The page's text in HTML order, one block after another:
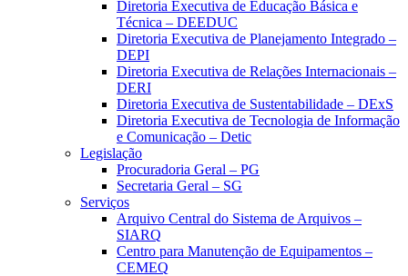
Diretoria Executiva de Educação Básica e
Técnica – DEEDUC
Diretoria Executiva de Planejamento Integrado –
DEPI
Diretoria Executiva de Relações Internacionais –
DERI
Diretoria Executiva de Sustentabilidade – DExS
Diretoria Executiva de Tecnologia de Informação
e Comunicação – Detic
Legislação
Procuradoria Geral – PG
Secretaria Geral – SG
Serviços
Arquivo Central do Sistema de Arquivos –
SIARQ
Centro para Manutenção de Equipamentos –
CEMEQ